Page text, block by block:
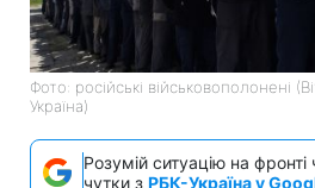
Фото: російські військовополонені
Україна)
Розумій ситуацію на
чутки з РБК-Україна у